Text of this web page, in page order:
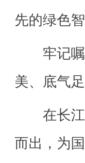
先的绿色
牢记嘱
美、底气
在长江
而出，为